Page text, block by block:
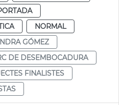
NORMAL
GÓMEZ
DE DESEMBOCADURA
FINALISTES